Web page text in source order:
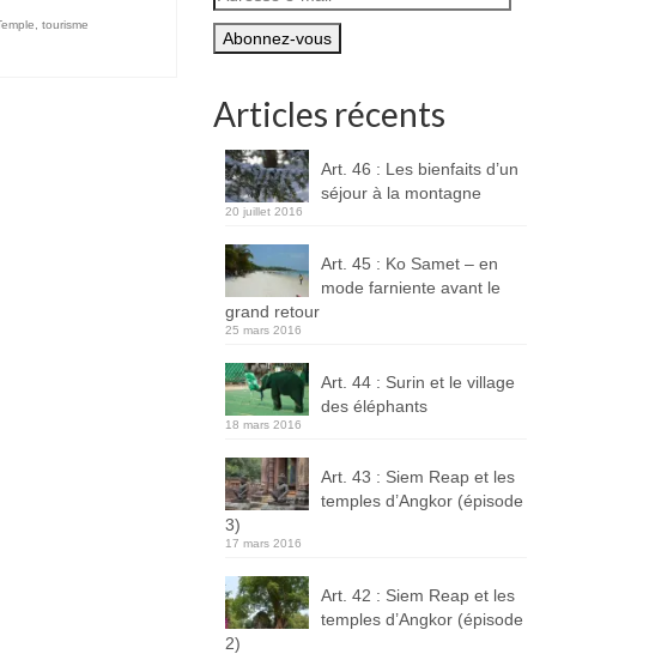
tourisme
e-
mail
Articles récents
Art. 46 : Les bienfaits d’un
séjour à la montagne
20 juillet 2016
Art. 45 : Ko Samet – en
mode farniente avant le
grand retour
25 mars 2016
Art. 44 : Surin et le village
des éléphants
18 mars 2016
Art. 43 : Siem Reap et les
temples d’Angkor (épisode
3)
17 mars 2016
Art. 42 : Siem Reap et les
temples d’Angkor (épisode
2)